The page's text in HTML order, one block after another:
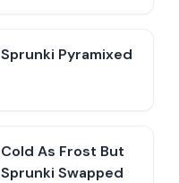
Sprunki Pyramixed
Cold As Frost But
Sprunki Swapped